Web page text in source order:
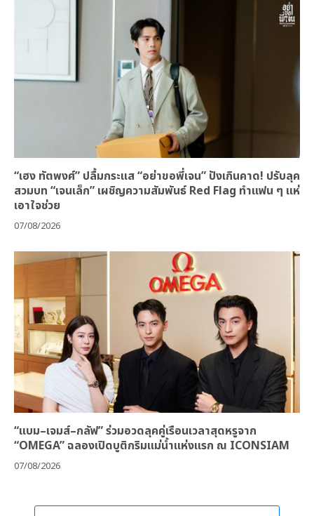
“เฮง ทัตพงศ์” ปลื้มกระแส “อย่าขอพี่เจน” ปังเกินคาด! ปรับลุค
สวมบท “เจนเล็ก” เผชิญความสัมพันธ์ Red Flag ทำแฟน ๆ แห่
เอาใจช่วย
07/08/2026
“แบม–เจมส์–กลัฟ” ร่วมอวดลุคคู่เรือนเวลาสุดหรูจาก
“OMEGA” ฉลองเปิดบูติกริมแม่น้ำแห่งแรก ณ ICONSIAM
07/08/2026